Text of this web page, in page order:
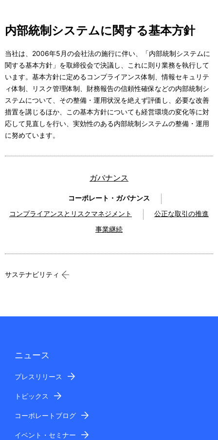
内部統制システムに関する基本方針
当社は、2006年5月の会社法の施行に伴い、「内部統制システムに
関する基本方針」を取締役会で決議し、これに則り業務を執行して
います。基本方針に定めるコンプライアンス体制、情報セキュリテ
ィ体制、リスク管理体制、財務報告の信頼性確保などの内部統制シ
ステムについて、その整備・運用状況を絶えず評価し、必要な改善
措置を講じるほか、この基本方針についても経営環境の変化等に対
応して見直しを行い、実効性のある内部統制システムの整備・運用
に努めています。
ガバナンス
コーポレート・ガバナンス
コンプライアンスとリスクマネジメント
公正な取引の推進
事業継続
サステナビリティ
ニュース
プレスリリース
トピックス
コーポレートブログ
イベント・セミナー